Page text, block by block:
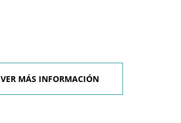
VER MÁS INFORMACIÓN